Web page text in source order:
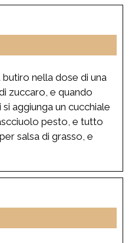
nella dose di una
zuccaro, e quando
aggiunga un cucchiale
pesto, e tutto
salsa di grasso, e